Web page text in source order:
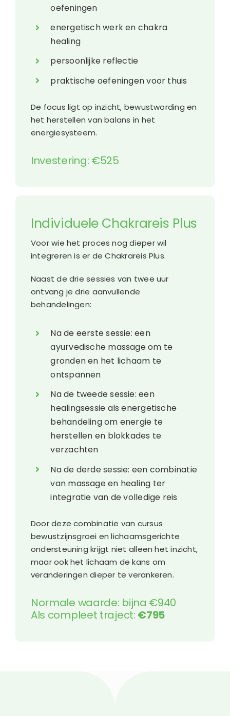
oefeningen
energetisch werk en chakra
healing
persoonlijke reflectie
praktische oefeningen voor thuis
De focus ligt op inzicht, bewustwording en
het herstellen van balans in het
energiesysteem.
Investering: €525
Individuele Chakrareis Plus
Voor wie het proces nog dieper wil
integreren is er de Chakrareis Plus.
Naast de drie sessies van twee uur
ontvang je drie aanvullende
behandelingen:
Na de eerste sessie: een
ayurvedische massage om te
gronden en het lichaam te
ontspannen
Na de tweede sessie: een
healingsessie als energetische
behandeling om energie te
herstellen en blokkades te
verzachten
Na de derde sessie: een combinatie
van massage en healing ter
integratie van de volledige reis
Door deze combinatie van cursus
bewustzijnsgroei en lichaamsgerichte
ondersteuning krijgt niet alleen het inzicht,
maar ook het lichaam de kans om
veranderingen dieper te verankeren.
Normale waarde: bijna €940
Als compleet traject: €795